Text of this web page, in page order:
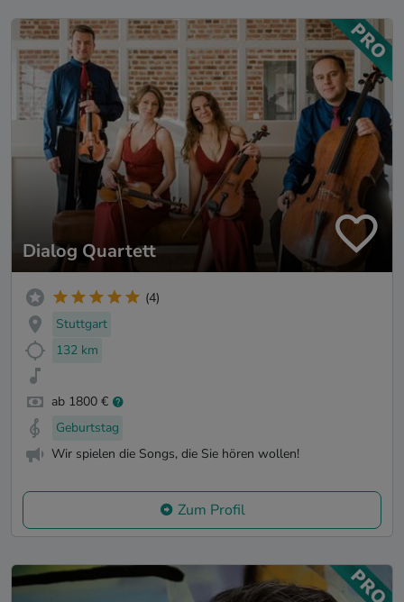
Dialog Quartett
(4)
Stuttgart
132 km
ab 1800 €
Geburtstag
Wir spielen die Songs, die Sie hören wollen!
Zum Profil